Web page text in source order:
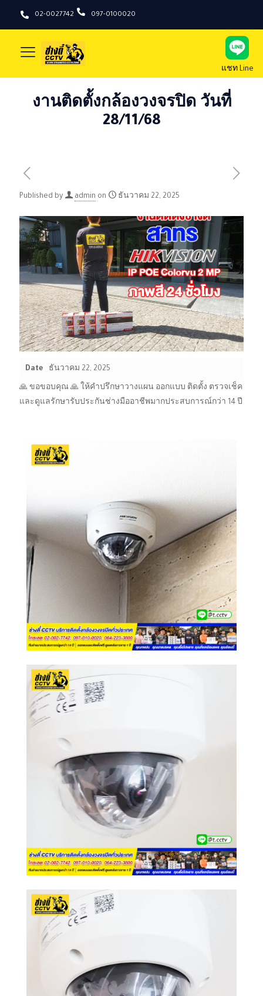
02-0027742 097-0100020
แชท Line
งานติดตั้งกล้องวงจรปิด วันที่
28/11/68
Published by admin on ธันวาคม 22, 2025
Date ธันวาคม 22, 2025
🙏 ขอขอบคุณ 🙏 ให้คำปรึกษาวางแผน ออกแบบ ติดตั้ง ตรวจเช็ค
และดูแลรักษารับประกันช่างมืออาชีพมากประสบการณ์กว่า 14 ปี